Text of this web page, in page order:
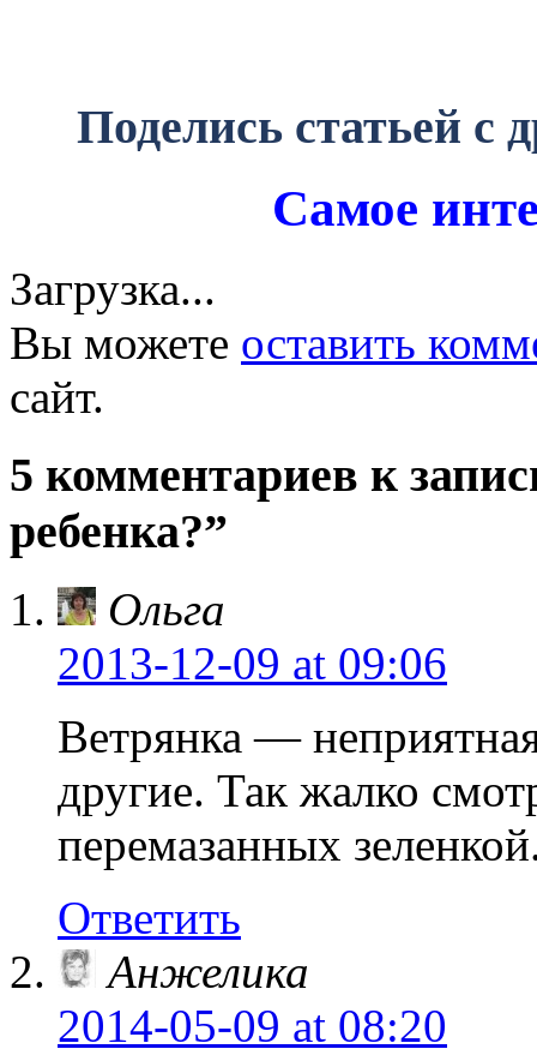
Поделись статьей
Самое
Загрузка...
Вы можете оставить
сайт.
5 комментариев к
ребенка?”
Ольга
2013-12-09 at 09:06
Ветрянка —
другие. Так жалко
перемазанных
Ответить
Анжелика
2014-05-09 at 08:20